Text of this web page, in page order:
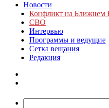
Новости
Конфликт на Ближнем
СВО
Интервью
Программы и ведущие
Сетка вещания
Редакция